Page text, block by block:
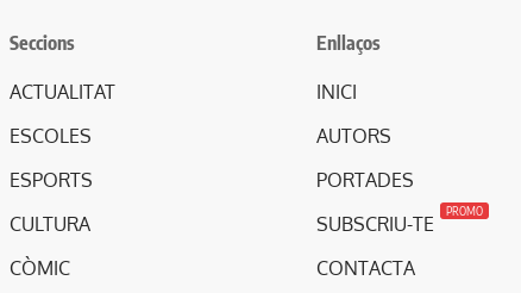
Seccions
ACTUALITAT
ESCOLES
ESPORTS
CULTURA
CÒMIC
Enllaços
INICI
AUTORS
PORTADES
SUBSCRIU-TE
PROMO
CONTACTA